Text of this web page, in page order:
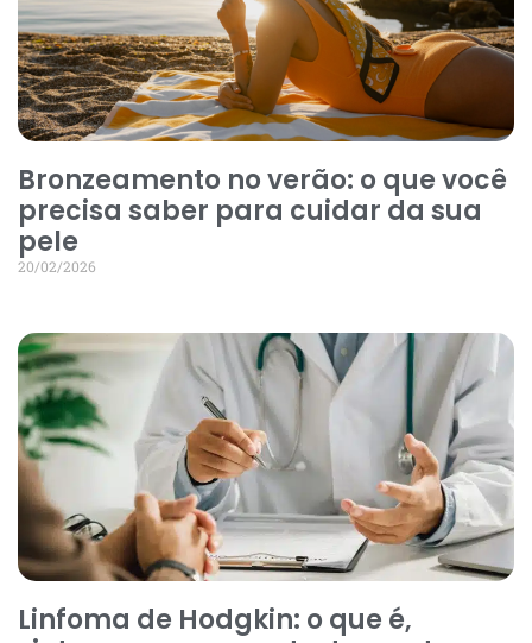
Bronzeamento no verão: o que você
precisa saber para cuidar da sua
pele
20/02/2026
Linfoma de Hodgkin: o que é,